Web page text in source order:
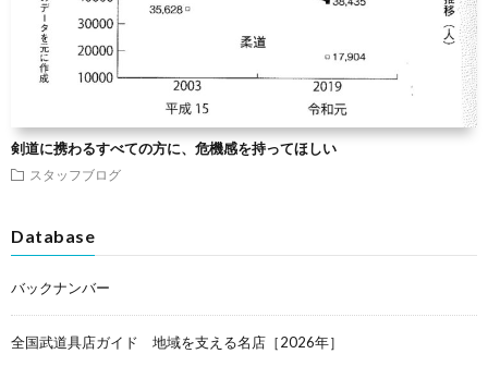
剣道に携わるすべての方に、危機感を持ってほしい
スタッフブログ
Database
バックナンバー
全国武道具店ガイド 地域を支える名店［2026年］